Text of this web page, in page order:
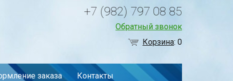
+7 (982) 797 08 85
Обратный звонок
Корзина: 0
заказа Контакты